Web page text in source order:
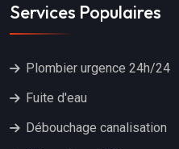
Services Populaires
Plombier urgence 24h/24
Fuite d'eau
Débouchage canalisation